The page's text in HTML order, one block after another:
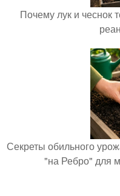
Почему лук и чеснок
Секреты обильного
"на Ребро" для